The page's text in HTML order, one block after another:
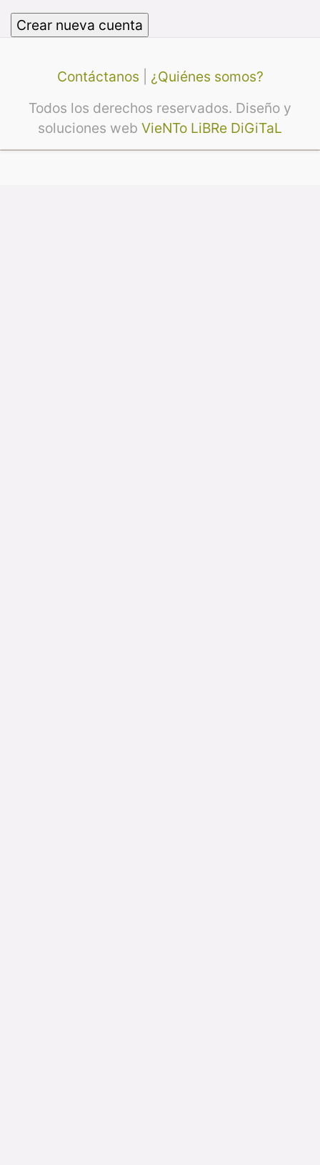
Contáctanos
¿Quiénes somos?
Todos los derechos reservados. Diseño y
soluciones web VieNTo LiBRe DiGiTaL